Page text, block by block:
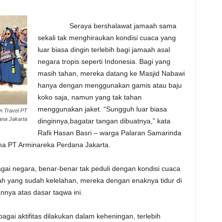
Travel PT
Jakarta
Seraya bershalawat jamaah sama
sekali tak menghiraukan kondisi cuaca yang
luar biasa dingin terlebih bagi jamaah asal
negara tropis seperti Indonesia. Bagi yang
masih tahan, mereka datang ke Masjid Nabawi
hanya dengan menggunakan gamis atau baju
koko saja, namun yang tak tahan
menggunakan jaket. “Sungguh luar biasa
dinginnya,bagatar tangan dibuatnya,” kata
Rafii Hasan Basri – warga Palaran Samarinda
PT Arminareka Perdana Jakarta.
benar-benar tak peduli dengan kondisi cuaca
yang sudah kelelahan, mereka dengan enaknya tidur di
atas dasar taqwa ini.
dilakukan dalam keheningan, terlebih